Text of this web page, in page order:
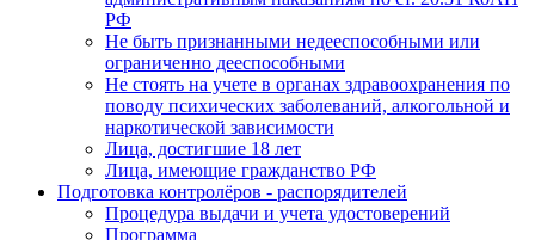
РФ
Не быть признанными недееспособными или
ограниченно дееспособными
Не стоять на учете в органах здравоохранения по
поводу психических заболеваний, алкогольной и
наркотической зависимости
Лица, достигшие 18 лет
Лица, имеющие гражданство РФ
Подготовка контролёров - распорядителей
Процедура выдачи и учета удостоверений
Программа